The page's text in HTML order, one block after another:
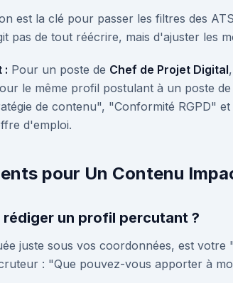
est la clé pour passer les filtres des
pas de tout réécrire, mais d'ajuster les
: Pour un poste de Chef de Projet Digital
le même profil postulant à un poste de
de contenu", "Conformité RGPD"
d'emploi.
pour Un Contenu
rédiger un profil percutant ?
juste sous vos coordonnées, est
: "Que pouvez-vous apporter à